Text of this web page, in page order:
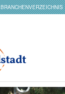
BRANCHENVERZEICHNIS